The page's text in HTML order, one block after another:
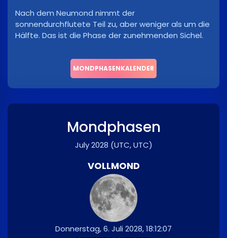
Nach dem Neumond nimmt der
sonnendurchflutete Teil zu, aber weniger als um die
Hälfte. Das ist die Phase der zunehmenden Sichel.
MONDPHASENKALENDER
Mondphasen
July 2028 (UTC, UTC)
VOLLMOND
Donnerstag, 6. Juli 2028, 18:12:07